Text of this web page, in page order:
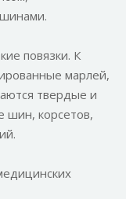
повязки. К
марлей,
твердые и
шин, корсетов,